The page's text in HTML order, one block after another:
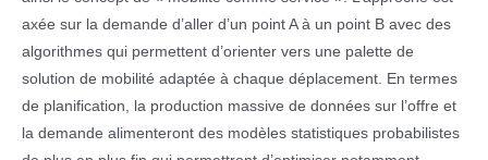
axée sur la demande d’aller d’un point A à un point B avec des
algorithmes qui permettent d’orienter vers une palette de
solution de mobilité adaptée à chaque déplacement. En termes
de planification, la production massive de données sur l’offre et
la demande alimenteront des modèles statistiques probabilistes